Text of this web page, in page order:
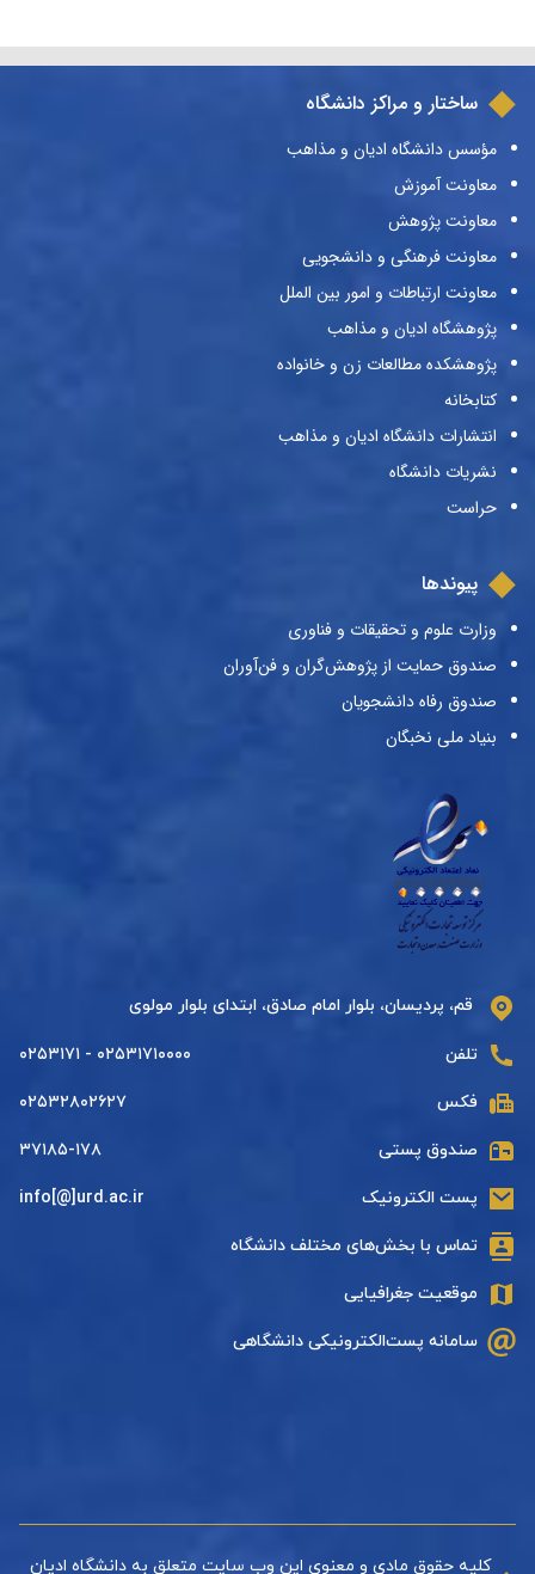
ساختار و مراکز دانشگاه
مؤسس دانشگاه ادیان و مذاهب
معاونت آموزش
معاونت پژوهش
معاونت فرهنگی و دانشجویی
معاونت ارتباطات و امور بین الملل
پژوهشگاه ادیان و مذاهب
پژوهشکده مطالعات زن و خانواده
کتابخانه
انتشارات دانشگاه ادیان و مذاهب
نشریات دانشگاه
حراست
پیوندها
وزارت علوم و تحقیقات و فناوری
صندوق حمایت از پژوهش‌گران و فن‌آوران
صندوق رفاه دانشجویان
بنیاد ملی نخبگان
قم، پردیسان، بلوار امام صادق، ابتدای بلوار مولوی
تلفن ۰۲۵۳۱۷۱۰۰۰۰ - ۰۲۵۳۱۷۱
فکس ۰۲۵۳۲۸۰۲۶۲۷
صندوق پستی ۳۷۱۸۵-۱۷۸
پست الکترونیک info[@]urd.ac.ir
تماس با بخش‌های مختلف دانشگاه
موقعیت جغرافیایی
سامانه پست‌الکترونیکی دانشگاهی
کلیه حقوق مادی و معنوی این وب سایت متعلق به دانشگاه ادیان